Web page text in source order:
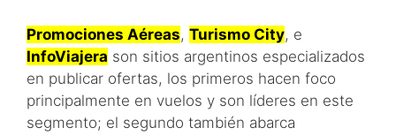
Promociones Aéreas, Turismo City, e
InfoViajera son sitios argentinos especializados
en publicar ofertas, los primeros hacen foco
principalmente en vuelos y son líderes en este
segmento; el segundo también abarca